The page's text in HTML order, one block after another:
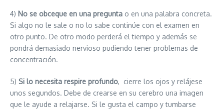
4) No se obceque en una pregunta o en una palabra concreta.
Si algo no le sale o no lo sabe continúe con el examen en
otro punto. De otro modo perderá el tiempo y además se
pondrá demasiado nervioso pudiendo tener problemas de
concentración.
5) Si lo necesita respire profundo, cierre los ojos y relájese
unos segundos. Debe de crearse en su cerebro una imagen
que le ayude a relajarse. Si le gusta el campo y tumbarse